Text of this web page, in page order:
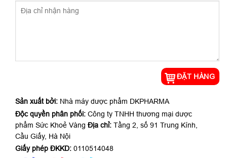
Sản xuất bởi: Nhà máy dược phẩm DKPHARMA
Độc quyền phân phối: Công ty TNHH thương mại dược
phẩm Sức Khoẻ Vàng Địa chỉ: Tầng 2, số 91 Trung Kính,
Cầu Giấy, Hà Nội
Giấy phép ĐKKD: 0110514048